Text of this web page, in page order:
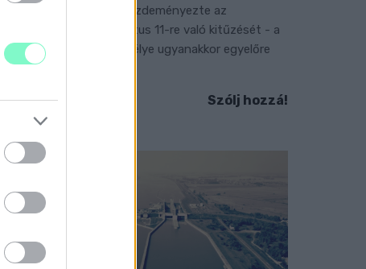
A TISZA Párt frakciója kezdeményezte az
államfőválasztás augusztus 11-re való kitűzését - a
kormánypárti jelölt személye ugyanakkor egyelőre
nem ismert.
Szólj hozzá!